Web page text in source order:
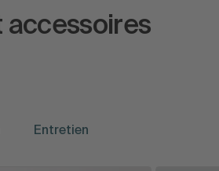
accessoires
Entretien